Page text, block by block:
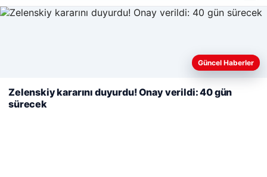
Personeline Ödül
Web sitemizi nasıl kullandığınızı daha iyi anlayabilmek,
kullanıyoruz.
Çerez Politikamız
Reddet
Güncel Haberler
Zelenskiy kararını duyurdu! Onay verildi: 40 gün
sürecek